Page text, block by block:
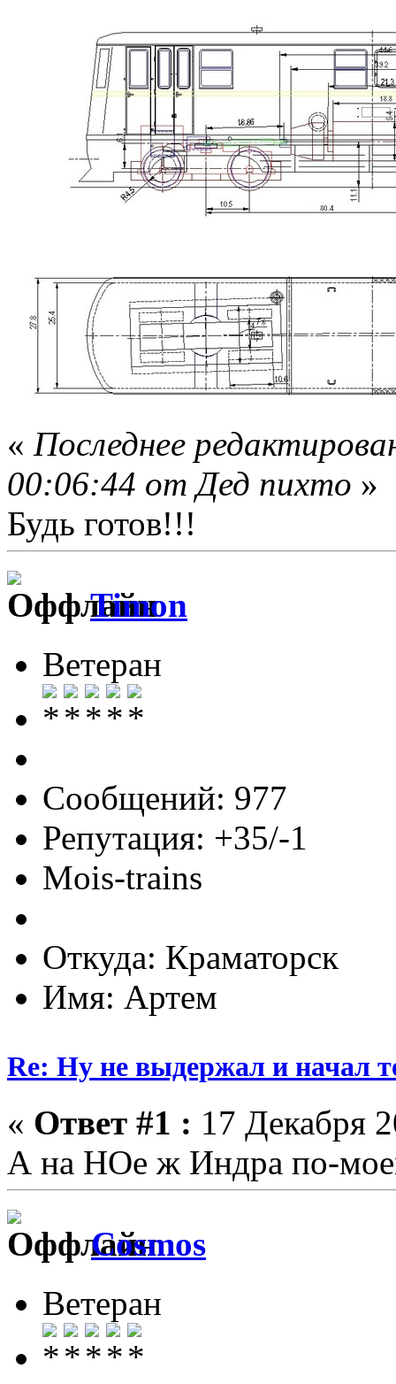
« Последнее
00:06:44 от Дед пихто »
Будь готов!!!
Timon
Ветеран
Сообщений: 977
Репутация: +35/-1
Mois-trains
Откуда: Краматорск
Имя: Артем
Re: Ну не выдержал и начал
« Ответ #1 : 17 Декабря
А на НОе ж Индра по-
Cosmos
Ветеран